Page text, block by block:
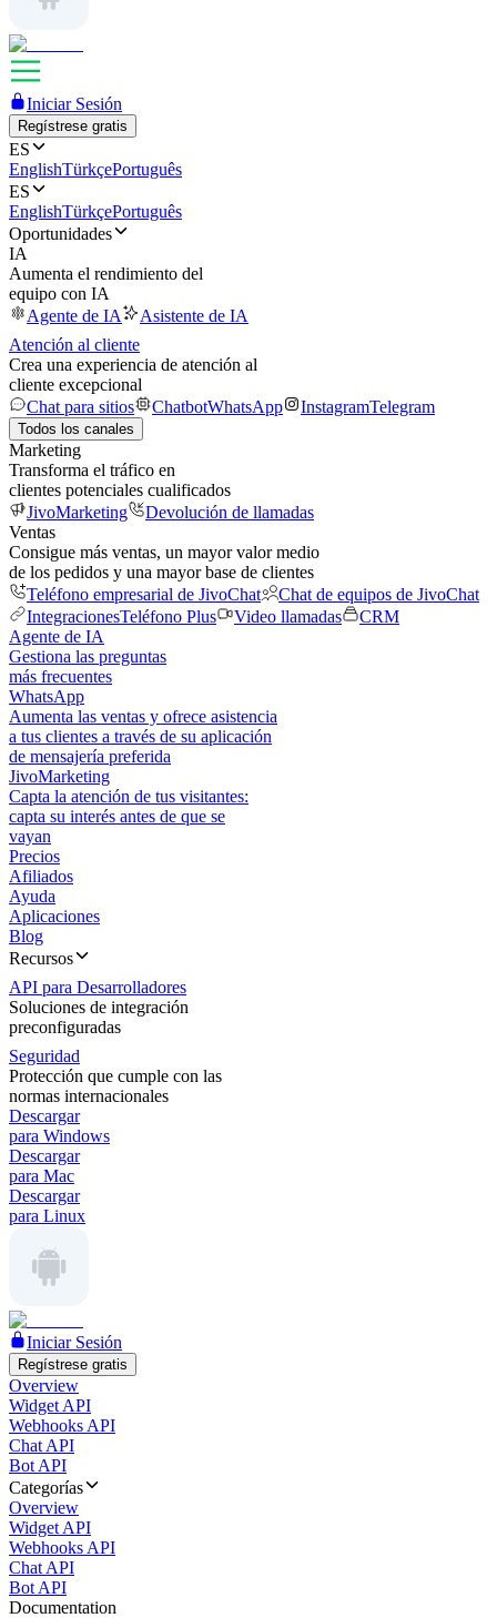
Iniciar Sesión
Regístrese gratis
ES
EnglishTürkçePortuguês
ES
EnglishTürkçePortuguês
Oportunidades
IA
Aumenta el rendimiento del
equipo con IA
Agente de IA
Asistente de IA
Atención al cliente
Crea una experiencia de atención al
cliente excepcional
Chat para sitios
ChatbotWhatsApp InstagramTelegram
Todos los canales
Marketing
Transforma el tráfico en
clientes potenciales cualificados
JivoMarketing
Devolución de llamadas
Ventas
Consigue más ventas, un mayor valor medio
de los pedidos y una mayor base de clientes
Teléfono empresarial de JivoChat
Chat de equipos de JivoChat
IntegracionesTeléfono Plus Video llamadas
CRM
Agente de IA
Gestiona las preguntas
más frecuentes
WhatsApp
Aumenta las ventas y ofrece asistencia
a tus clientes a través de su aplicación
de mensajería preferida
JivoMarketing
Capta la atención de tus visitantes:
capta su interés antes de que se
vayan
Precios
Afiliados
Ayuda
Aplicaciones
Blog
Recursos
API para Desarrolladores
Soluciones de integración
preconfiguradas
Seguridad
Protección que cumple con las
normas internacionales
Descargar
para Windows
Descargar
para Mac
Descargar
para Linux
Iniciar Sesión
Regístrese gratis
Overview
Widget API
Webhooks API
Chat API
Bot API
Categorías
Overview
Widget API
Webhooks API
Chat API
Bot API
Documentation